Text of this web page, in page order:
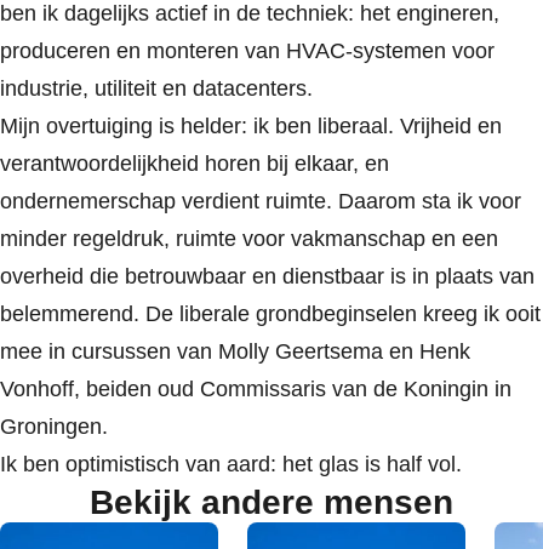
ben ik dagelijks actief in de techniek: het engineren,
produceren en monteren van HVAC-systemen voor
industrie, utiliteit en datacenters.
Mijn overtuiging is helder: ik ben liberaal. Vrijheid en
verantwoordelijkheid horen bij elkaar, en
ondernemerschap verdient ruimte. Daarom sta ik voor
minder regeldruk, ruimte voor vakmanschap en een
overheid die betrouwbaar en dienstbaar is in plaats van
belemmerend. De liberale grondbeginselen kreeg ik ooit
mee in cursussen van Molly Geertsema en Henk
Vonhoff, beiden oud Commissaris van de Koningin in
Groningen.
Ik ben optimistisch van aard: het glas is half vol.
Bekijk andere mensen